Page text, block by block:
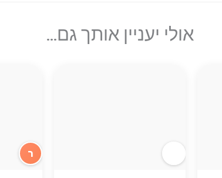
אולי יעניין אותך גם...
ר